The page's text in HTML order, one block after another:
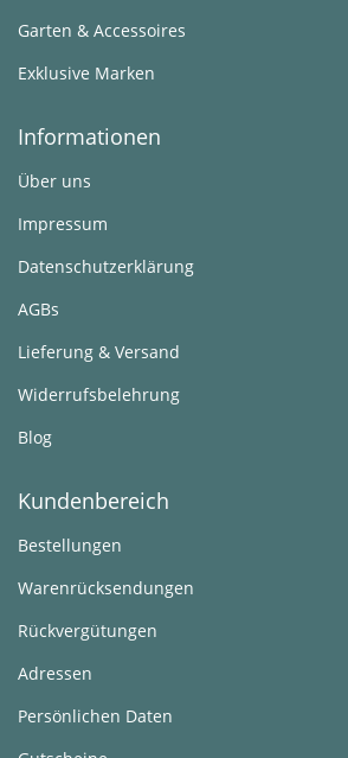
Garten & Accessoires
Exklusive Marken
Informationen
Über uns
Impressum
Datenschutzerklärung
AGBs
Lieferung & Versand
Widerrufsbelehrung
Blog
Kundenbereich
Bestellungen
Warenrücksendungen
Rückvergütungen
Adressen
Persönlichen Daten